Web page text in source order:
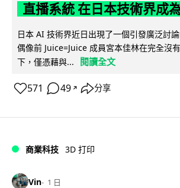
直播系統 在日本技術界成
日本 AI 技術界近日出現了一個引發廣泛討
偶像前 Juice=Juice 成員宮本佳林在完全沒
下，僅憑藉與...
閱讀全文
571 49 ↗ 分享
商業科技 3D 打印
Vin 1 日